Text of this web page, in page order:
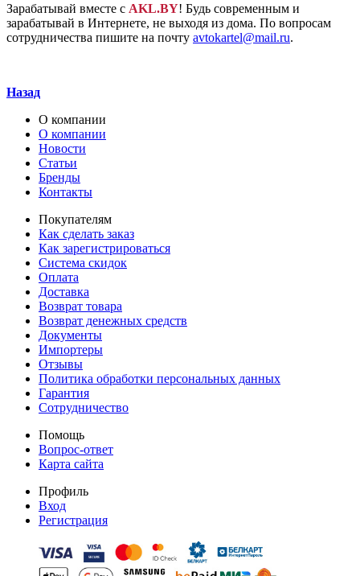
Зарабатывай вместе с AKL.BY! Будь современным и
зарабатывай в Интернете, не выходя из дома. По вопросам
сотрудничества пишите на почту avtokartel@mail.ru.
Назад
О компании
О компании
Новости
Статьи
Бренды
Контакты
Покупателям
Как сделать заказ
Как зарегистрироваться
Система скидок
Оплата
Доставка
Возврат товара
Возврат денежных средств
Документы
Импортеры
Отзывы
Политика обработки персональных данных
Гарантия
Сотрудничество
Помощь
Вопрос-ответ
Карта сайта
Профиль
Вход
Регистрация